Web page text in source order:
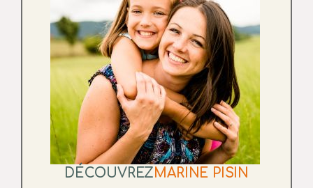
DÉCOUVREZMARINE PISIN